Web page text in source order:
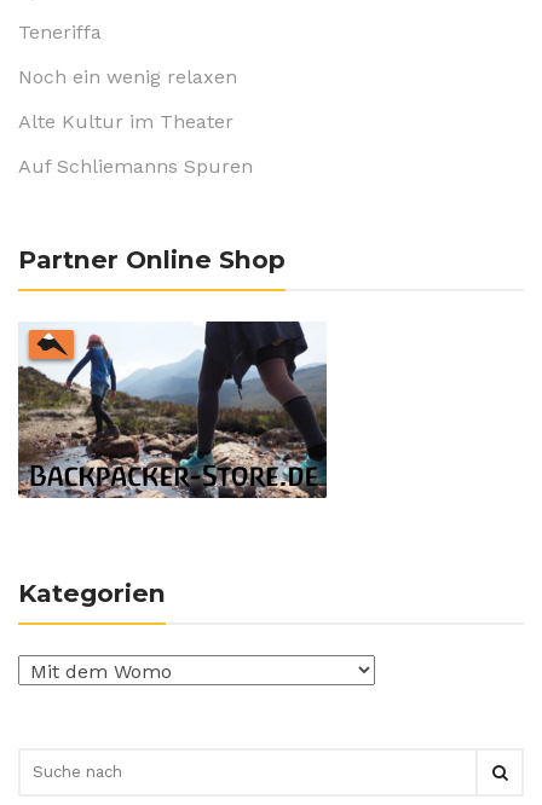
Teneriffa
Noch ein wenig relaxen
Alte Kultur im Theater
Auf Schliemanns Spuren
Partner Online Shop
Kategorien
Kategorien